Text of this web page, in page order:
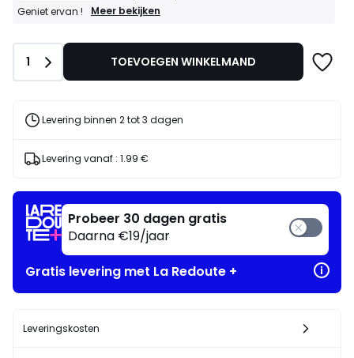
Geniet ervan !
GOEDE
artikelen
Geniet
Meer bekijken
Aantal
1 TOEVOEGEN WINKELMAND
Levering binnen 2 tot 3 dagen
Levering vanaf : 1.99 €
Probeer 30 dagen gratis
Daarna €19/jaar
Gratis levering met La Redoute +
Leveringskosten